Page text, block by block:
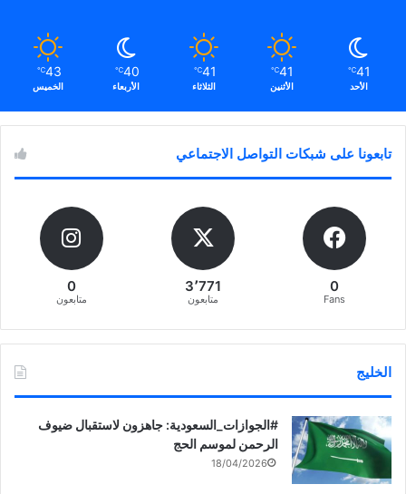
41
℃
الأحد
41
℃
الأثنين
41
℃
الثلاثاء
40
℃
الأربعاء
43
℃
الخميس
تابعونا على شبكات التواصل الاجتماعي
0
Fans
3٬771
متابعون
0
متابعون
الخليج
‏‎#الجوازات_السعودية: جاهزون لاستقبال ضيوف
الرحمن لموسم الحج
18/04/2026